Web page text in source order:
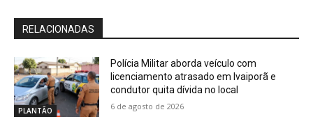
RELACIONADAS
PLANTÃO
Polícia Militar aborda veículo com
licenciamento atrasado em Ivaiporã e
condutor quita dívida no local
6 de agosto de 2026